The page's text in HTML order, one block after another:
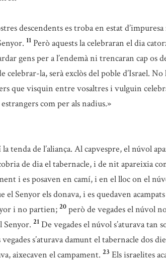
descendents es troba en estat
11 Però aquests la celebraran el dia
gens per a l’endemà ni trencaran cap os
la, serà exclòs del poble d’Israel.
que visquin entre vosaltres i vulguin
com per als nadius.»
de l’aliança. Al capvespre, el núvol
de dia el tabernacle, i de nit apareixia
i es posaven en camí, i en el lloc on el
Senyor els donava, i es quedaven
i no partien; 20 però de vegades el núvol
Senyor. 21 De vegades el núvol s’aturava tan
s’aturava damunt el tabernacle dos
aixecaven el campament. 23 Els israelites